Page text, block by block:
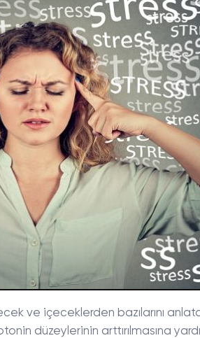
ve içeceklerden bazılarını
düzeylerinin arttırılmasına